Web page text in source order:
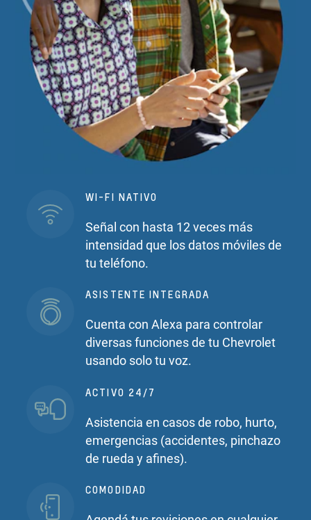
WI-FI NATIVO
Señal con hasta 12 veces más
intensidad que los datos móviles de
tu teléfono.
ASISTENTE INTEGRADA
Cuenta con Alexa para controlar
diversas funciones de tu Chevrolet
usando solo tu voz.
ACTIVO 24/7
Asistencia en casos de robo, hurto,
emergencias (accidentes, pinchazo
de rueda y afines).
COMODIDAD